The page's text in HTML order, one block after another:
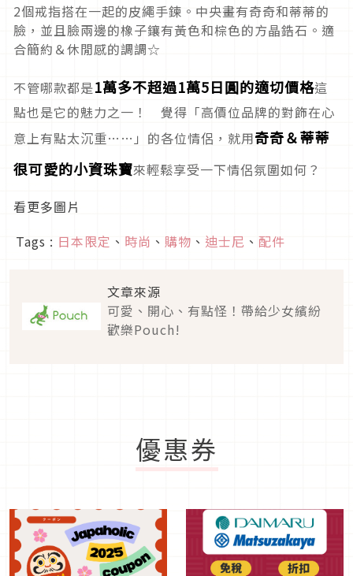
2個戒指搭在一起的皮繩手鍊。中央畫有奇奇和蒂蒂的
臉，並且臉兩邊的橡子鑲有黃色和棕色的方晶鋯石。適
合簡約＆休閒感的調調☆
不管哪款都是1萬多不超過1萬5日圓的適切價格這
點也是它的魅力之一！ 覺得「高價位品牌的對飾在心
意上有點太沉重……」的各位情侶，就用奇奇＆蒂蒂
很可愛的小資珠寶來輕鬆享受一下情侶氛圍如何？
看更多圖片
Tags : 日本限定 、 時尚 、 購物 、 迪士尼 、 配件
文章來源
可愛、開心、有點怪！帶給少女繽紛
歡樂Pouch!
優惠券